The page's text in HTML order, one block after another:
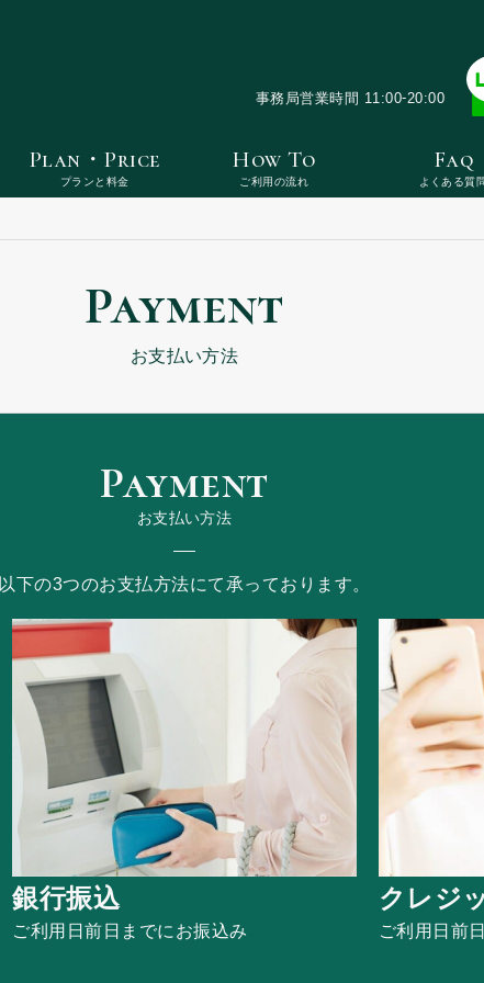
事務局営業時間 11:00-20:00
Plan・Price
プランと料金
How To
ご利用の流れ
Faq
よくある質
Payment
お支払い方法
Payment
お支払い方法
以下の3つのお支払方法にて承っております。
銀行振込
ご利用日前日までに お振込み
クレジ
ご利用日前